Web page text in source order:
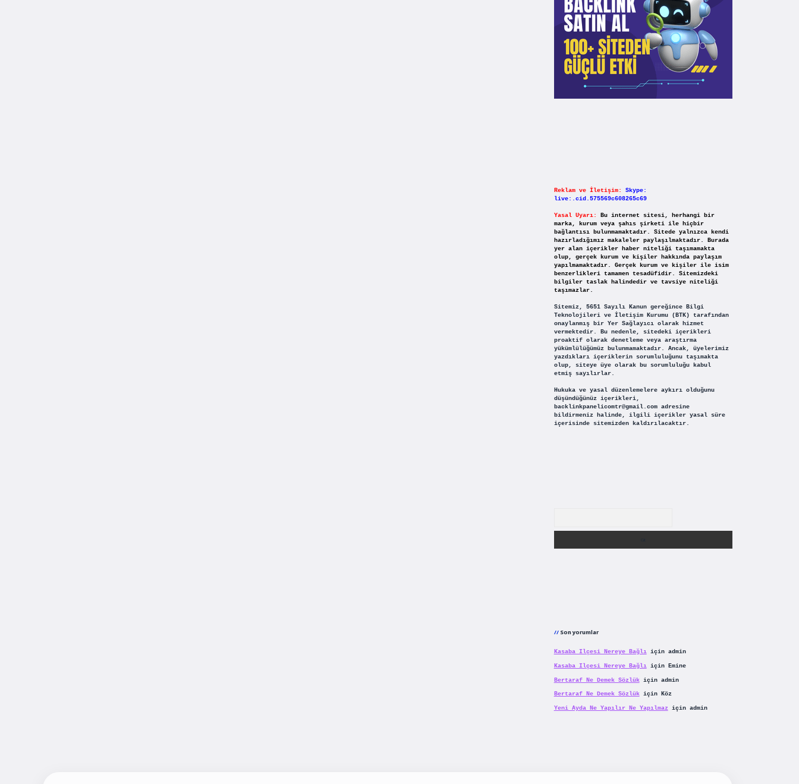
Reklam ve İletişim:
Skype:
live:.cid.575569c608265c69
Yasal Uyarı:
Bu internet sitesi, herhangi bir
marka, kurum veya şahıs şirketi ile hiçbir
bağlantısı bulunmamaktadır. Sitede yalnızca kendi
hazırladığımız makaleler paylaşılmaktadır. Burada
yer alan içerikler haber niteliği taşımamakta
olup, gerçek kurum ve kişiler hakkında paylaşım
yapılmamaktadır. Gerçek kurum ve kişiler ile isim
benzerlikleri tamamen tesadüfidir. Sitemizdeki
bilgiler taslak halindedir ve tavsiye niteliği
taşımazlar.
Sitemiz, 5651 Sayılı Kanun gereğince Bilgi
Teknolojileri ve İletişim Kurumu (BTK) tarafından
onaylanmış bir Yer Sağlayıcı olarak hizmet
vermektedir. Bu nedenle, sitedeki içerikleri
proaktif olarak denetleme veya araştırma
yükümlülüğümüz bulunmamaktadır. Ancak, üyelerimiz
yazdıkları içeriklerin sorumluluğunu taşımakta
olup, siteye üye olarak bu sorumluluğu kabul
etmiş sayılırlar.
Hukuka ve yasal düzenlemelere aykırı olduğunu
düşündüğünüz içerikleri,
backlinkpanelicomtr@gmail.comadresine
bildirmeniz halinde, ilgili içerikler yasal süre
içerisinde sitemizden kaldırılacaktır.
Son yorumlar
Kasaba Ilçesi Nereye Bağlıiçin admin
Kasaba Ilçesi Nereye Bağlıiçin Emine
Bertaraf Ne Demek Sözlükiçin admin
Bertaraf Ne Demek Sözlükiçin Köz
Yeni Ayda Ne Yapılır Ne Yapılmaziçin admin